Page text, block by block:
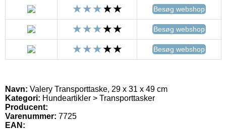
Besøg webshop
Besøg webshop
Besøg webshop
Navn: Valery Transporttaske, 29 x 31 x 49 cm
Kategori: Hundeartikler > Transporttasker
Producent:
Varenummer: 7725
EAN: